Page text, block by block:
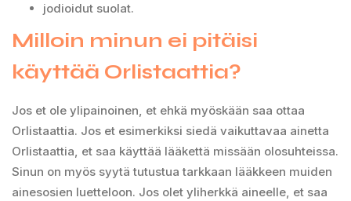
jodioidut suolat.
Milloin minun ei pitäisi
käyttää Orlistaattia?
Jos et ole ylipainoinen, et ehkä myöskään saa ottaa
Orlistaattia. Jos et esimerkiksi siedä vaikuttavaa ainetta
Orlistaattia, et saa käyttää lääkettä missään olosuhteissa.
Sinun on myös syytä tutustua tarkkaan lääkkeen muiden
ainesosien luetteloon. Jos olet yliherkkä aineelle, et saa